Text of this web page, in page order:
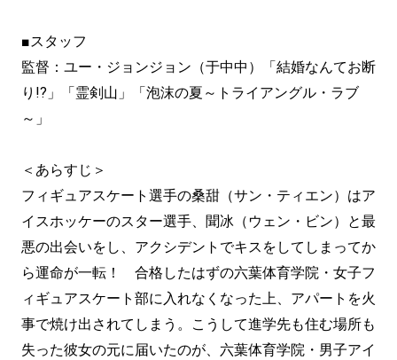
■スタッフ
監督：ユー・ジョンジョン（于中中）「結婚なんてお断
り!?」「霊剣山」「泡沫の夏～トライアングル・ラブ
～」
＜あらすじ＞
フィギュアスケート選手の桑甜（サン・ティエン）はア
イスホッケーのスター選手、聞冰（ウェン・ビン）と最
悪の出会いをし、アクシデントでキスをしてしまってか
ら運命が一転！ 合格したはずの六葉体育学院・女子フ
ィギュアスケート部に入れなくなった上、アパートを火
事で焼け出されてしまう。こうして進学先も住む場所も
失った彼女の元に届いたのが、六葉体育学院・男子アイ